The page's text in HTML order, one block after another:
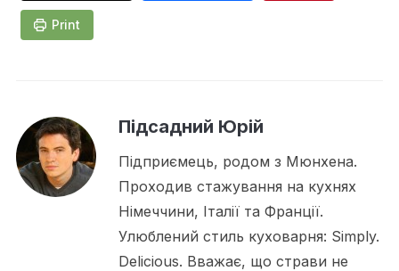
Print
Підсадний Юрій
Підприємець, родом з Мюнхена.
Проходив стажування на кухнях
Німеччини, Італії та Франції.
Улюблений стиль куховарня: Simply.
Delicious. Вважає, що страви не